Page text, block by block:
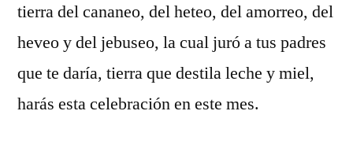
tierra del cananeo, del heteo, del amorreo, del
heveo y del jebuseo, la cual juró a tus padres
que te daría, tierra que destila leche y miel,
harás esta celebración en este mes.